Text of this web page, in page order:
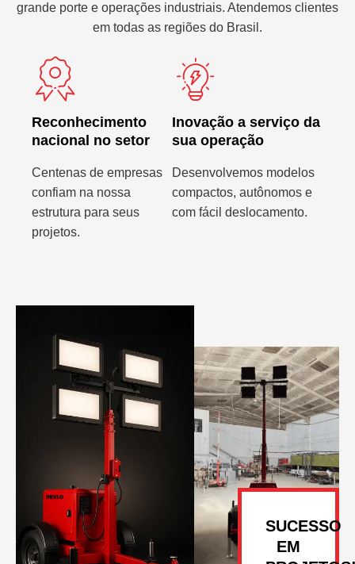
SUCESSO
EM
grande porte e operações industriais. Atendemos clientes
em todas as regiões do Brasil.
Reconhecimento
nacional no setor
Centenas de empresas
confiam na nossa
estrutura para seus
projetos.
Inovação a serviço da
sua operação
Desenvolvemos modelos
compactos, autônomos e
com fácil deslocamento.